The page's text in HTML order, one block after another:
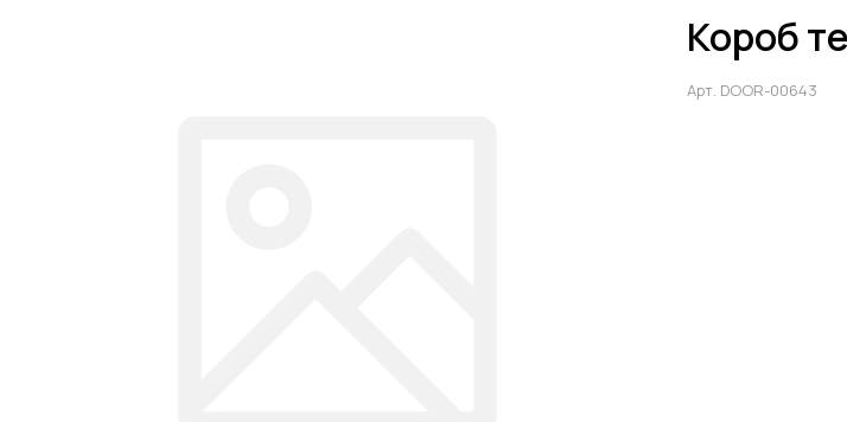
Короб
Арт. DOOR-00643